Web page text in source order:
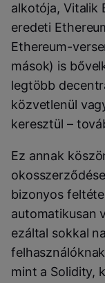
alkotója, Vitalik
eredeti
Ethereum-
mások) is
legtöbb
közvetlenül
keresztül –
Ez annak
bizonyos
automatikusan
ezáltal sokkal
mint a Solidity,